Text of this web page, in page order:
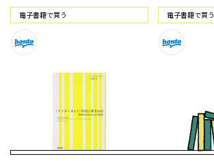
電⼦書籍で買う 電⼦書籍で買う